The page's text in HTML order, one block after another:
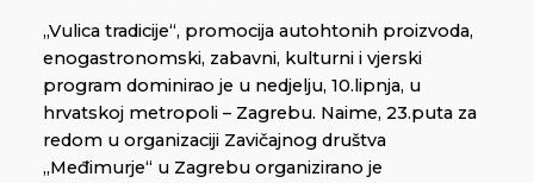
„Vulica tradicije“, promocija autohtonih proizvoda,
enogastronomski, zabavni, kulturni i vjerski
program dominirao je u nedjelju, 10.lipnja, u
hrvatskoj metropoli – Zagrebu. Naime, 23.puta za
redom u organizaciji Zavičajnog društva
„Međimurje“ u Zagrebu organizirano je